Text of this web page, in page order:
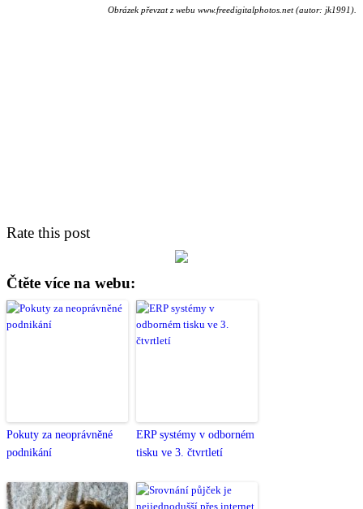
Obrázek převzat z webu www.freedigitalphotos.net (autor: jk1991).
Rate this post
Čtěte více na webu:
Pokuty za neoprávněné
podnikání
ERP systémy v odborném
tisku ve 3. čtvrtletí